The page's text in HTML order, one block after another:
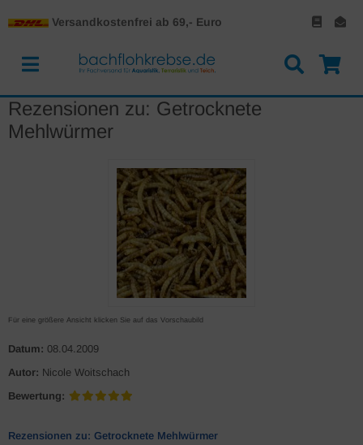
Versandkostenfrei ab 69,- Euro
Rezensionen zu: Getrocknete
Mehlwürmer
Für eine größere Ansicht klicken Sie auf das Vorschaubild
Datum: 08.04.2009
Autor: Nicole Woitschach
Bewertung:
Rezensionen zu: Getrocknete Mehlwürmer